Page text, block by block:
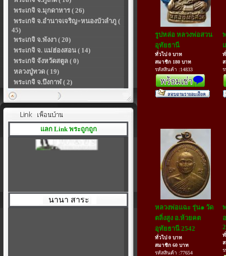
พระเกจิ จ.มุกดาหาร ( 26)
พระเกจิ จ.อำนาจเจริญ+หนองบัวลำภู (
45)
พระเกจิ จ.พังงา ( 20)
พระเกจิ จ. แม่ฮ่องสอน ( 14)
พระเกจิ จังหวัดสตูล ( 0)
หลวงปู่ทวด ( 19)
พระเกจิ จ.บึงกาฬ ( 2)
แลก Link พระถูกถูก
นานา สาระ
รูปหล่อ หลวงพ่อสวน
อุทัยธานี
ทั่วไป 0 บาท
สมาชิก 180 บาท
รหัสสินค้า :14833
หลวงพ่อแฉะ รุ่น๑ วัด
ตลิ่งสูง อ.ห้วยคต
อุทัยธานี 2542
ทั่วไป 0 บาท
สมาชิก 60 บาท
รหัสสินค้า :77654